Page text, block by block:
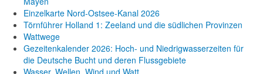
Einzelkarte Nord-Ostsee-Kanal 2026
Törnführer Holland 1: Zeeland und die südlichen Provinzen
Wattwege
Gezeitenkalender 2026: Hoch- und Niedrigwasserzeiten für
die Deutsche Bucht und deren Flussgebiete
Wasser, Wellen, Wind und Watt